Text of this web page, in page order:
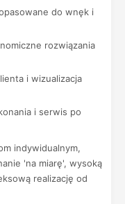
do wnęk i
rozwiązania
i wizualizacja
i serwis po
indywidualnym,
'na miarę', wysoką
realizację od